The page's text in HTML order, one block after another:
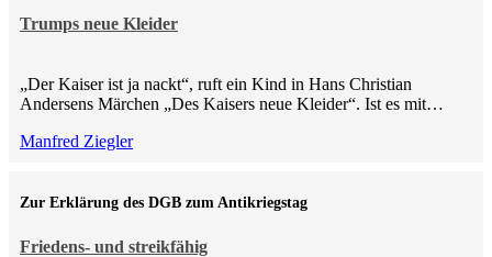
Trumps neue Kleider
„Der Kaiser ist ja nackt“, ruft ein Kind in Hans Christian
Andersens Märchen „Des Kaisers neue Kleider“. Ist es mit…
Manfred Ziegler
Friedens- und streikfähig
Zur Erklärung des DGB zum Antikriegstag